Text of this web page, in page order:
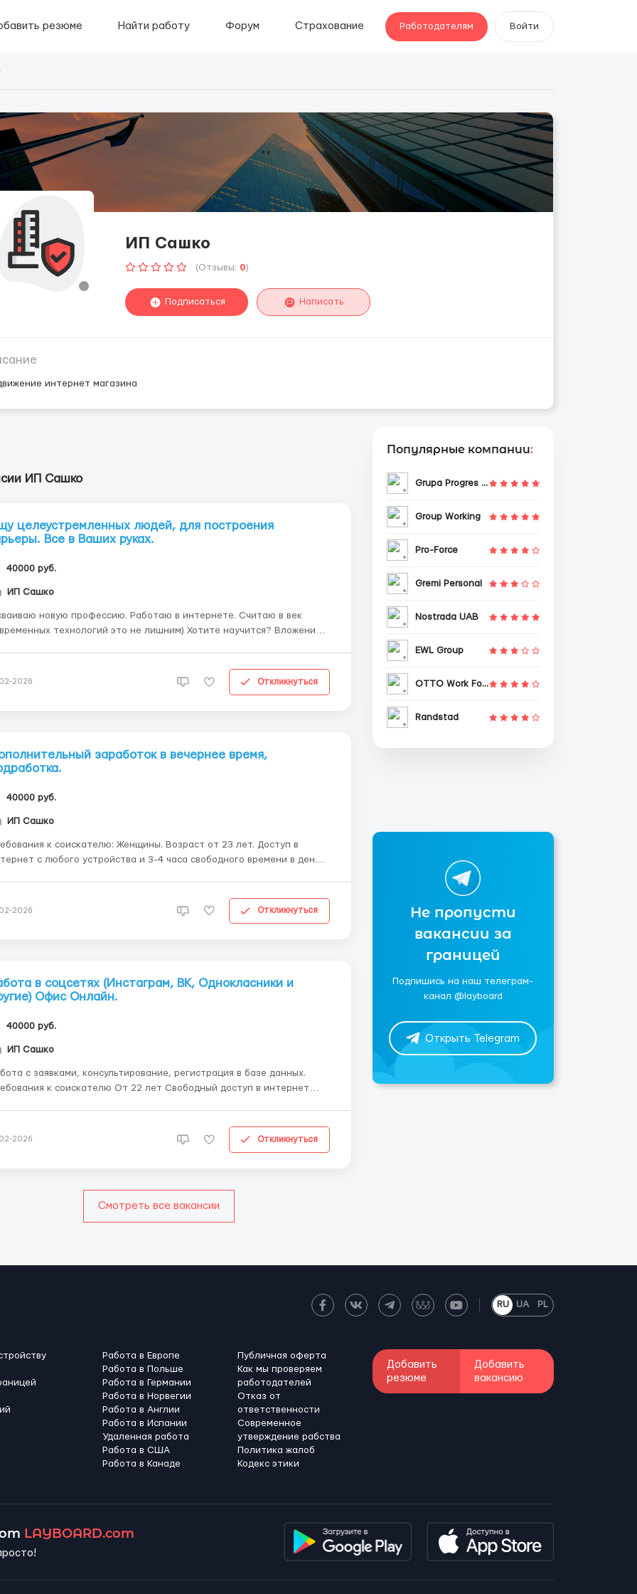
резюме Найти работу Форум Страхование Работодателям Войти
ИП Сашко
(Отзывы: 0)
Подписаться Написать
интернет магазина
ИП Сашко
целеустремленных людей, для построения
Все в Ваших руках.
40000 руб.
ИП Сашко
новую профессию. Работаю в интернете. Считаю в век
технологий это не лишним) Хотите научится? Вложений
2026 Откликнуться
заработок в вечернее время,
40000 руб.
ИП Сашко
к соискателю: Женщины. Возраст от 23 лет. Доступ в
с любого устройства и 3-4 часа свободного времени в день.
2026 Откликнуться
в соцсетях (Инстаграм, ВК, Однокласники и
Офис Онлайн.
40000 руб.
ИП Сашко
с заявками, консультирование, регистрация в базе данных.
к соискателю От 22 лет Свободный доступ в интернет
и сопровождение опытного на...
02-2026 Откликнуться
Смотреть все вакансии
Популярные компании:
Grupa Progres Sp. z o.o.
Group Working
Pro-Force
Gremi Personal
Nostrada UAB
EWL Group
OTTO Work Force
Randstad
Не пропусти
вакансии за
границей
Подпишись на наш телеграм-
канал @layboard
Открыть Telegram
RU UA PL
Работа в Европе
Работа в Польше
Работа в Германии
Работа в Норвегии
Работа в Англии
Работа в Испании
Удаленная работа
Работа в США
Работа в Канадe
Публичная оферта
Как мы проверяем
работодателей
Отказ от
ответственности
Современное
утверждение рабства
Политика жалоб
Кодекс этики
Добавить
резюме
Добавить
вакансию
LAYBOARD.com